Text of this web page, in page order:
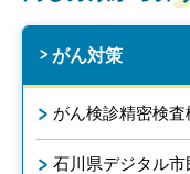
がん対策
がん検診精密検
石川県デジタル